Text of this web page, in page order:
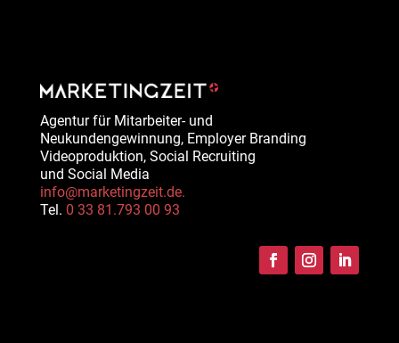
Agentur für Mitarbeiter- und
Neukundengewinnung, Employer Branding
Videoproduktion, Social Recruiting
und Social Media
info@marketingzeit.de.
Tel. 0 33 81.793 00 93